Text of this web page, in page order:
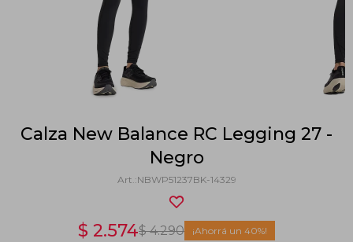
Calza New Balance RC Legging 27 -
Negro
NBWP51237BK-14329
$ 2.574$ 4.290 40